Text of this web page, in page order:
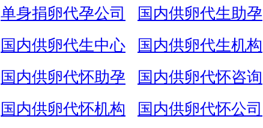
单身捐卵代孕公司
国内供卵代生助孕
国内供卵代生中心
国内供卵代生机构
国内供卵代怀助孕
国内供卵代怀咨询
国内供卵代怀机构
国内供卵代怀公司